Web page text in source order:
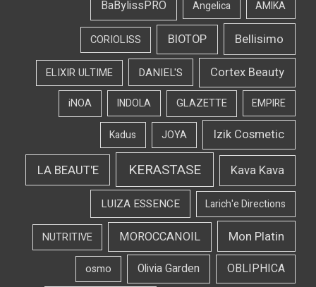
AMIKA
Angelica
BaBylissPRO
Bellisimo
BIOTOP
CORIOLISS
Cortex Beauty
DANIEL'S
ELIXIR ULTIME
EMPIRE
GLAZETTE
INDOLA
iNOA
Izik Cosmetic
JOYA
Kadus
Kava Kava
KERASTASE
LA BEAUT'E
Larich'e Directions
LUIZA ESSENCE
Mon Platin
MOROCCANOIL
NUTRITIVE
OBLIPHICA
Olivia Garden
osmo